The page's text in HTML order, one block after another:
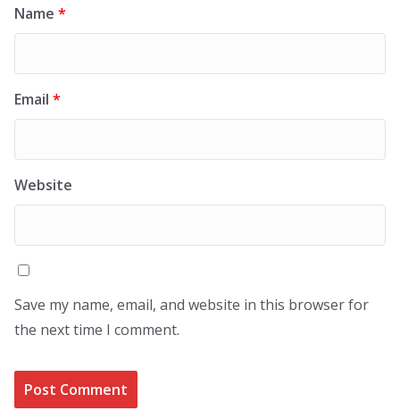
Name *
Email *
Website
Save my name, email, and website in this browser for
the next time I comment.